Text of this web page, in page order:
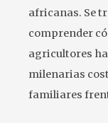
africanas. Se
comprender
agricultores
milenarias
familiares